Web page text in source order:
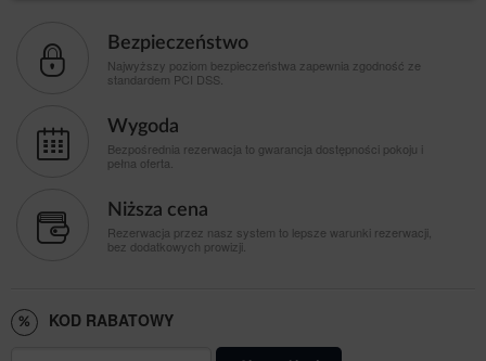
Bezpieczeństwo
Najwyższy poziom bezpieczeństwa zapewnia zgodność ze
standardem PCI DSS.
Wygoda
Bezpośrednia rezerwacja to gwarancja dostępności pokoju i
pełna oferta.
Niższa cena
Rezerwacja przez nasz system to lepsze warunki rezerwacji,
bez dodatkowych prowizji.
KOD RABATOWY